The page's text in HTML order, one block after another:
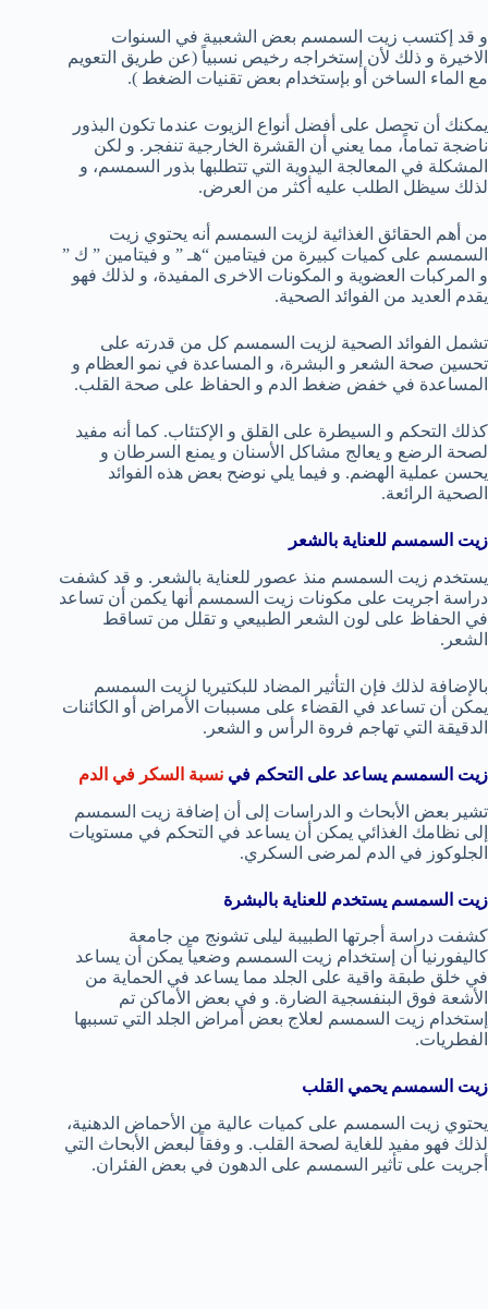
و قد إكتسب زيت السمسم بعض الشعبية في السنوات
الاخيرة و ذلك لأن إستخراجه رخيص نسبياً (عن طريق التعويم
مع الماء الساخن أو بإستخدام بعض تقنيات الضغط ).
يمكنك أن تحصل على أفضل أنواع الزيوت عندما تكون البذور
ناضجة تماماً، مما يعني أن القشرة الخارجية تنفجر. و لكن
المشكلة في المعالجة اليدوية التي تتطلبها بذور السمسم، و
لذلك سيظل الطلب عليه أكثر من العرض.
من أهم الحقائق الغذائية لزيت السمسم أنه يحتوي زيت
السمسم على كميات كبيرة من فيتامين “هـ ” و فيتامين ” ك ”
و المركبات العضوية و المكونات الاخرى المفيدة، و لذلك فهو
يقدم العديد من الفوائد الصحية.
تشمل الفوائد الصحية لزيت السمسم كل من قدرته على
تحسين صحة الشعر و البشرة، و المساعدة في نمو العظام و
المساعدة في خفض ضغط الدم و الحفاظ على صحة القلب.
كذلك التحكم و السيطرة على القلق و الإكتئاب. كما أنه مفيد
لصحة الرضع و يعالج مشاكل الأسنان و يمنع السرطان و
يحسن عملية الهضم. و فيما يلي نوضح بعض هذه الفوائد
الصحية الرائعة.
زيت السمسم للعناية بالشعر
يستخدم زيت السمسم منذ عصور للعناية بالشعر. و قد كشفت
دراسة اجريت على مكونات زيت السمسم أنها يكمن أن تساعد
في الحفاظ على لون الشعر الطبيعي و تقلل من تساقط
الشعر.
بالإضافة لذلك فإن التأثير المضاد للبكتيريا لزيت السمسم
يمكن أن تساعد في القضاء على مسببات الأمراض أو الكائنات
الدقيقة التي تهاجم فروة الرأس و الشعر.
زيت السمسم يساعد على التحكم في نسبة السكر في الدم
تشير بعض الأبحاث و الدراسات إلى أن إضافة زيت السمسم
إلى نظامك الغذائي يمكن أن يساعد في التحكم في مستويات
الجلوكوز في الدم لمرضى السكري.
زيت السمسم يستخدم للعناية بالبشرة
كشفت دراسة أجرتها الطبيبة ليلى تشونج من جامعة
كاليفورنيا أن إستخدام زيت السمسم وضعياً يمكن أن يساعد
في خلق طبقة واقية على الجلد مما يساعد في الحماية من
الأشعة فوق البنفسجية الضارة. و في بعض الأماكن تم
إستخدام زيت السمسم لعلاج بعض أمراض الجلد التي تسببها
الفطريات.
زيت السمسم يحمي القلب
يحتوي زيت السمسم على كميات عالية من الأحماض الدهنية،
لذلك فهو مفيد للغاية لصحة القلب. و وفقاً لبعض الأبحاث التي
أجريت على تأثير السمسم على الدهون في بعض الفئران.